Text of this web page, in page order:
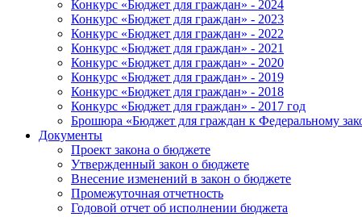
Конкурс «Бюджет для граждан» - 2024
Конкурс «Бюджет для граждан» - 2023
Конкурс «Бюджет для граждан» - 2022
Конкурс «Бюджет для граждан» - 2021
Конкурс «Бюджет для граждан» - 2020
Конкурс «Бюджет для граждан» - 2019
Конкурс «Бюджет для граждан» - 2018
Конкурс «Бюджет для граждан» - 2017 год
Брошюра «Бюджет для граждан к Федеральному
Документы
Проект закона о бюджете
Утвержденный закон о бюджете
Внесение изменений в закон о бюджете
Промежуточная отчетность
Годовой отчет об исполнении бюджета